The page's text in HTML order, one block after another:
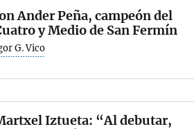
Ander Peña, campeón del
y Medio de San Fermín
G. Vico
Iztueta: “Al debutar,